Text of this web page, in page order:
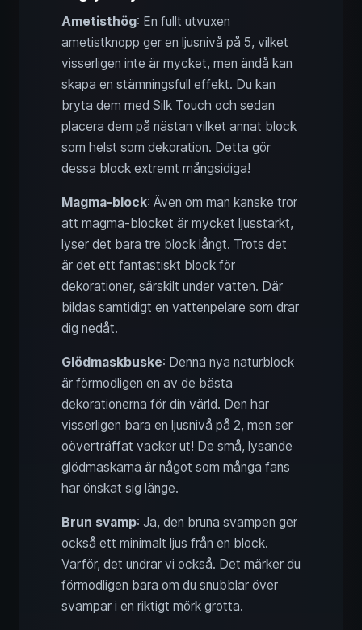
Ametisthög: En fullt utvuxen
ametistknopp ger en ljusnivå på 5, vilket
visserligen inte är mycket, men ändå kan
skapa en stämningsfull effekt. Du kan
bryta dem med Silk Touch och sedan
placera dem på nästan vilket annat block
som helst som dekoration. Detta gör
dessa block extremt mångsidiga!
Magma-block: Även om man kanske tror
att magma-blocket är mycket ljusstarkt,
lyser det bara tre block långt. Trots det
är det ett fantastiskt block för
dekorationer, särskilt under vatten. Där
bildas samtidigt en vattenpelare som drar
dig nedåt.
Glödmaskbuske: Denna nya naturblock
är förmodligen en av de bästa
dekorationerna för din värld. Den har
visserligen bara en ljusnivå på 2, men ser
oöverträffat vacker ut! De små, lysande
glödmaskarna är något som många fans
har önskat sig länge.
Brun svamp: Ja, den bruna svampen ger
också ett minimalt ljus från en block.
Varför, det undrar vi också. Det märker du
förmodligen bara om du snubblar över
svampar i en riktigt mörk grotta.